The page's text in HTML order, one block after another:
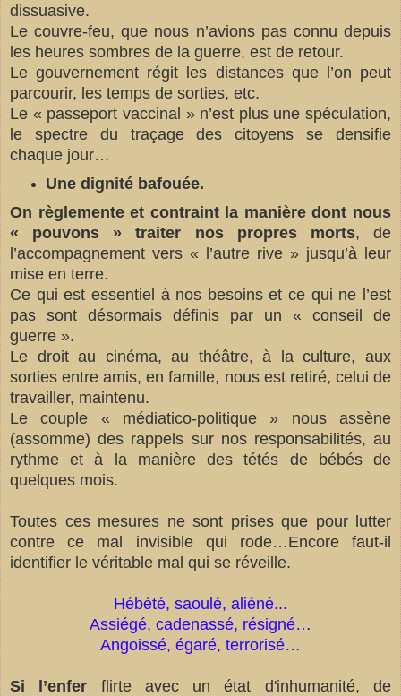
dissuasive.
Le couvre-feu, que nous n’avions pas connu depuis
les heures sombres de la guerre, est de retour.
Le gouvernement régit les distances que l’on peut
parcourir, les temps de sorties, etc.
Le « passeport vaccinal » n’est plus une spéculation,
le spectre du traçage des citoyens se densifie
chaque jour…
Une dignité bafouée.
On règlemente et contraint la manière dont nous
« pouvons » traiter nos propres morts, de
l’accompagnement vers « l’autre rive » jusqu’à leur
mise en terre.
Ce qui est essentiel à nos besoins et ce qui ne l’est
pas sont désormais définis par un « conseil de
guerre ».
Le droit au cinéma, au théâtre, à la culture, aux
sorties entre amis, en famille, nous est retiré, celui de
travailler, maintenu.
Le couple « médiatico-politique » nous assène
(assomme) des rappels sur nos responsabilités, au
rythme et à la manière des tétés de bébés de
quelques mois.
Toutes ces mesures ne sont prises que pour lutter
contre ce mal invisible qui rode…Encore faut-il
identifier le véritable mal qui se réveille.
Hébété, saoulé, aliéné...
Assiégé, cadenassé, résigné…
Angoissé, égaré, terrorisé…
Si l’enfer flirte avec un état d'inhumanité, de